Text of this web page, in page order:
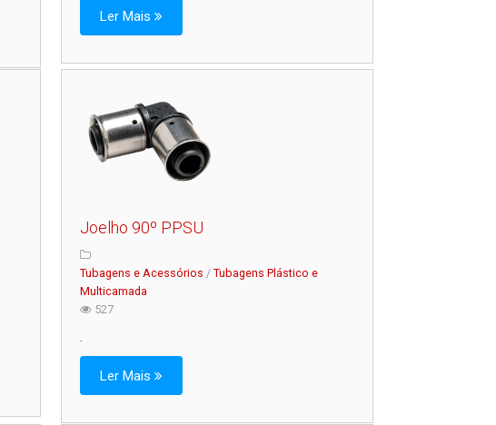
Ler Mais
Joelho 90º PPSU
Tubagens e Acessórios / Tubagens Plástico e
Multicamada
527
Ler Mais